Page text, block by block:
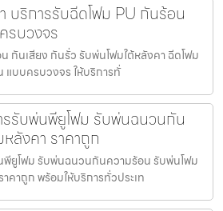
บริการรับฉีดโฟม PU กันร้อน
รบวงจร
กันเสียง กันรั่ว รับพ่นโฟมใต้หลังคา ฉีดโฟม
แบบครบวงจร ให้บริการทั่
รับพ่นพียูโฟม รับพ่นฉนวนกัน
ลังคา ราคาถูก
พียูโฟม รับพ่นฉนวนกันความร้อน รับพ่นโฟม
คาถูก พร้อมให้บริการทั่วประเท